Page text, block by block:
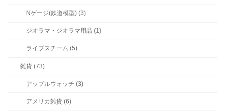
Nゲージ(鉄道模型) (3)
ジオラマ・ジオラマ用品 (1)
ライブスチーム (5)
雑貨 (73)
アップルウォッチ (3)
アメリカ雑貨 (6)